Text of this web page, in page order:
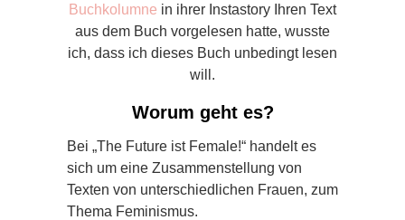
Buchkolumne in ihrer Instastory Ihren Text
aus dem Buch vorgelesen hatte, wusste
ich, dass ich dieses Buch unbedingt lesen
will.
Worum geht es?
Bei „The Future ist Female!“ handelt es
sich um eine Zusammenstellung von
Texten von unterschiedlichen Frauen, zum
Thema Feminismus.